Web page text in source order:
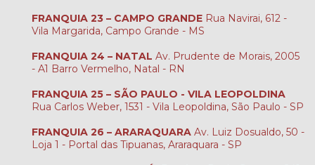
FRANQUIA 23 – CAMPO GRANDE Rua Navirai, 612 -
Vila Margarida, Campo Grande - MS
FRANQUIA 24 – NATAL Av. Prudente de Morais, 2005
- A1 Barro Vermelho, Natal - RN
FRANQUIA 25 – SÃO PAULO - VILA LEOPOLDINA
Rua Carlos Weber, 1531 - Vila Leopoldina, São Paulo - SP
FRANQUIA 26 – ARARAQUARA Av. Luiz Dosualdo, 50 -
Loja 1 - Portal das Tipuanas, Araraquara - SP